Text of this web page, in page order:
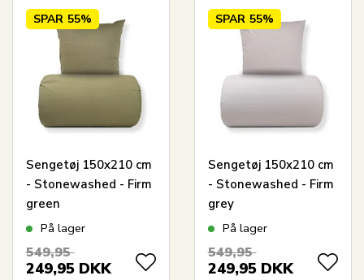
SPAR 55%
Sengetøj 150x210 cm
- Stonewashed - Firm
green
På lager
549,95
249,95 DKK
SPAR 55%
Sengetøj 150x210 cm
- Stonewashed - Firm
grey
På lager
549,95
249,95 DKK